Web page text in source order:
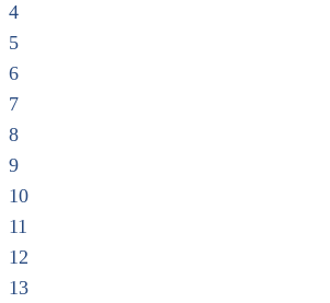
4
5
6
7
8
9
10
11
12
13